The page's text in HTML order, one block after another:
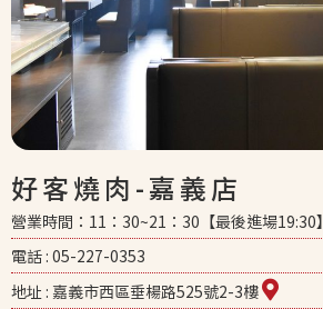
好客燒肉-嘉義店
營業時間：11：30~21：30【最後進場19:30】
電話 : 05-227-0353
地址 : 嘉義市西區垂楊路525號2-3樓